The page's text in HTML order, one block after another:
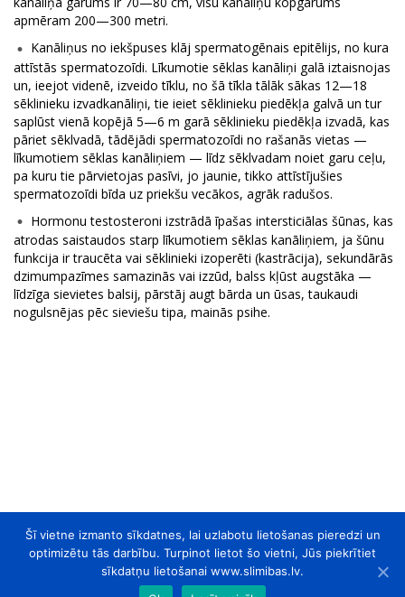
apmēram 200—300 metri.
Kanāliņus no iekšpuses klāj spermatogēnais epitēlijs, no kura
attīstās spermatozoīdi. Līkumotie sēklas kanāliņi galā iztaisnojas
un, ieejot videnē, izveido tīklu, no šā tīkla tālāk sākas 12—18
sēklinieku izvadkanāliņi, tie ieiet sēklinieku piedēkļa galvā un tur
saplūst vienā kopējā 5—6 m garā sēklinieku piedēkļa izvadā, kas
pāriet sēklvadā, tādējādi spermatozoīdi no rašanās vietas —
līkumotiem sēklas kanāliņiem — līdz sēklvadam noiet garu ceļu,
pa kuru tie pārvietojas pasīvi, jo jaunie, tikko attīstījušies
spermatozoīdi bīda uz priekšu vecākos, agrāk radušos.
Hormonu testosteroni izstrādā īpašas intersticiālas šūnas, kas
atrodas saistaudos starp līkumotiem sēklas kanāliņiem, ja šūnu
funkcija ir traucēta vai sēklinieki izoperēti (kastrācija), sekundārās
dzimumpazīmes samazinās vai izzūd, balss kļūst augstāka —
līdzīga sievietes balsij, pārstāj augt bārda un ūsas, taukaudi
nogulsnējas pēc sieviešu tipa, mainās psihe.
Šī vietne izmanto sīkdatnes, lai uzlabotu lietošanas pieredzi un
optimizētu tās darbību. Turpinot lietot šo vietni, Jūs piekrītiet
sīkdatņu lietošanai www.slimibas.lv.